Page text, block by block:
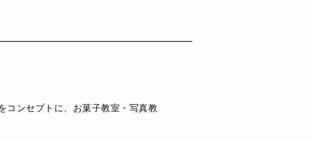
コンセプトに、お菓子教室・写真教